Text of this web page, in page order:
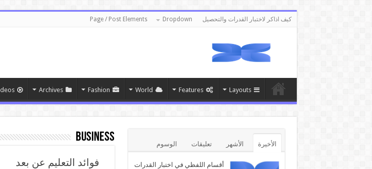
كيف اذاكر لاختبار القدرات والتحصيل Dropdown
Page / Post Elements
Layouts
Features
World
Fashion
Archives
Business
فوائد التعليم عن بعد
الأخيرة الأشهر تعليقات الوسوم
أقسام اللفظي في اختبار القدرات